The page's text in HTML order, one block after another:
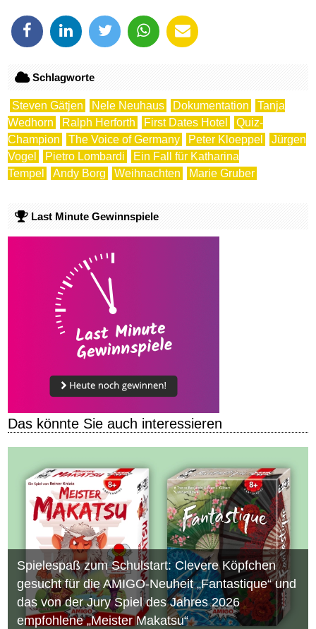
Schlagworte
Steven Gätjen Nele Neuhaus Dokumentation
Tanja
Wedhorn
Ralph Herforth First Dates Hotel
Quiz-
Champion
The Voice of Germany Peter Kloeppel
Jürgen
Vogel
Pietro Lombardi
Ein Fall für Katharina
Tempel
Andy Borg Weihnachten Marie Gruber
Last Minute Gewinnspiele
Das könnte Sie auch interessieren
Spielespaß zum Schulstart: Clevere Köpfchen
gesucht für die AMIGO-Neuheit „Fantastique“ und
das von der Jury Spiel des Jahres 2026
empfohlene „Meister Makatsu“